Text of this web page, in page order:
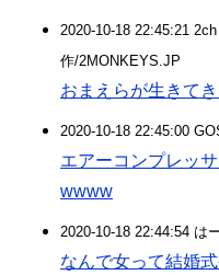
2020-10-18 22:45:21
作/2MONKEYS.JP
おまえらが生きて
2020-10-18 22:45:00
エアーコンプレッ
wwww
2020-10-18 22:44:54 は
なんで女って結婚